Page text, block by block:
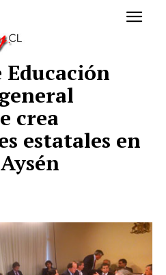
Educación
crea
estatales en